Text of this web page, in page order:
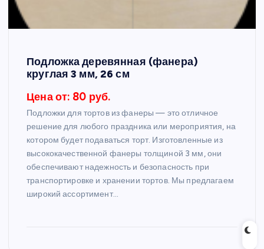
Подложка деревянная (фанера)
круглая 3 мм, 26 см
Цена от: 80 руб.
Подложки для тортов из фанеры — это отличное
решение для любого праздника или мероприятия, на
котором будет подаваться торт. Изготовленные из
высококачественной фанеры толщиной 3 мм, они
обеспечивают надежность и безопасность при
транспортировке и хранении тортов. Мы предлагаем
широкий ассортимент…